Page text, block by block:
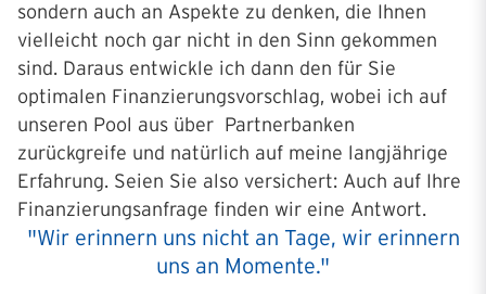
sondern auch an Aspekte zu denken, die Ihnen
vielleicht noch gar nicht in den Sinn gekommen
sind. Daraus entwickle ich dann den für Sie
optimalen Finanzierungsvorschlag, wobei ich auf
unseren Pool aus über Partnerbanken
zurückgreife und natürlich auf meine langjährige
Erfahrung. Seien Sie also versichert: Auch auf Ihre
Finanzierungsanfrage finden wir eine Antwort.
"Wir erinnern uns nicht an Tage, wir erinnern
uns an Momente."